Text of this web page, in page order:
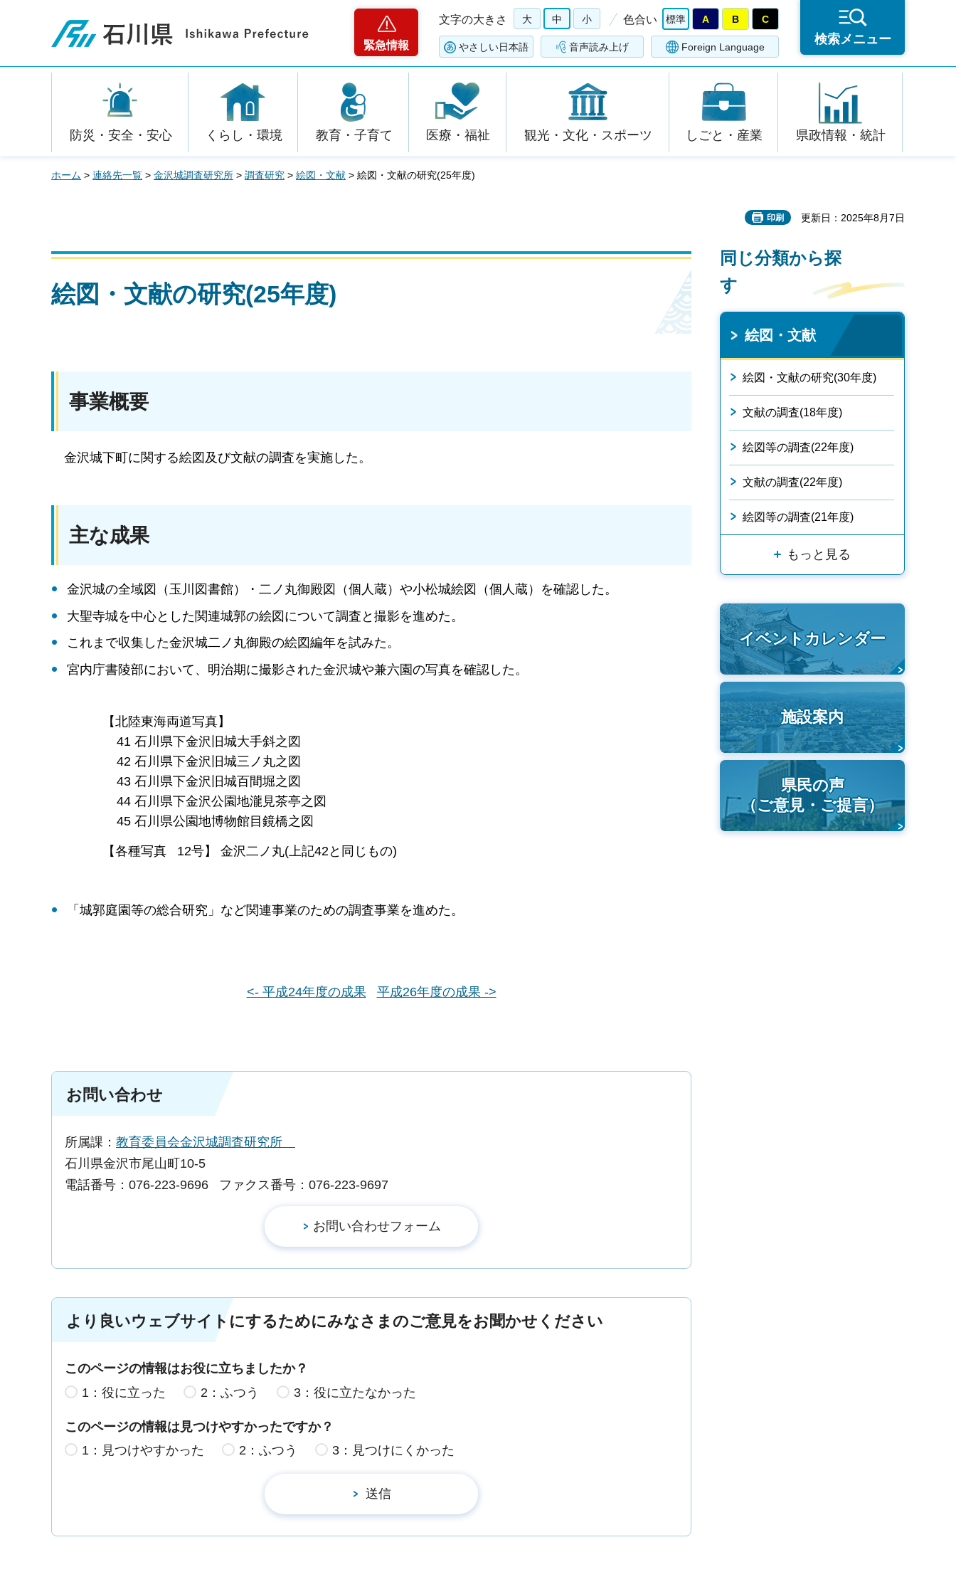
石川県
緊急情報
文字の大きさ 大 中 小 色合い 標準 A B C
やさしい日本語 音声読み上げ Foreign Language
検索メニュー
防災・安全・安心 くらし・環境 教育・子育て 医療・福祉 観光・文化・スポーツ しごと・産業 県政情報・統計
ホーム > 連絡先一覧 > 金沢城調査研究所 > 調査研究 > 絵図・文献 > 絵図・文献の研究(25年度)
印刷 更新日：2025年8月7日
絵図・文献の研究(25年度)
事業概要
金沢城下町に関する絵図及び文献の調査を実施した。
主な成果
金沢城の全域図（玉川図書館）・二ノ丸御殿図（個人蔵）や小松城絵図（個人蔵）を確認した。
大聖寺城を中心とした関連城郭の絵図について調査と撮影を進めた。
これまで収集した金沢城二ノ丸御殿の絵図編年を試みた。
宮内庁書陵部において、明治期に撮影された金沢城や兼六園の写真を確認した。
【北陸東海両道写真】
41 石川県下金沢旧城大手斜之図
42 石川県下金沢旧城三ノ丸之図
43 石川県下金沢旧城百間堀之図
44 石川県下金沢公園地瀧見茶亭之図
45 石川県公園地博物館目鏡橋之図
【各種写真 12号】 金沢二ノ丸(上記42と同じもの)
「城郭庭園等の総合研究」など関連事業のための調査事業を進めた。
<- 平成24年度の成果 平成26年度の成果 ->
お問い合わせ
所属課： 教育委員会金沢城調査研究所
石川県金沢市尾山町10-5
電話番号：076-223-9696
ファクス番号：076-223-9697
より良いウェブサイトにするためにみなさまのご意見をお聞かせください
このページの情報はお役に立ちましたか？
1：役に立った
2：ふつう 3：役に立たなかった
このページの情報は見つけやすかったですか？
1：見つけやすかった
2：ふつう 3：見つけにくかった
同じ分類から探
す
絵図・文献
絵図・文献の研究(30年度)
文献の調査(18年度)
絵図等の調査(22年度)
文献の調査(22年度)
絵図等の調査(21年度)
もっと見る
イベントカレンダー
施設案内
県民の声
（ご意見・ご提言）